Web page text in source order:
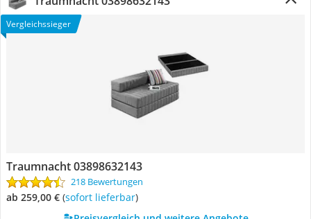
Vergleichssieger
Traumnacht 03898632143
218 Bewertungen
ab 259,00 € ( Sofort lieferbar)